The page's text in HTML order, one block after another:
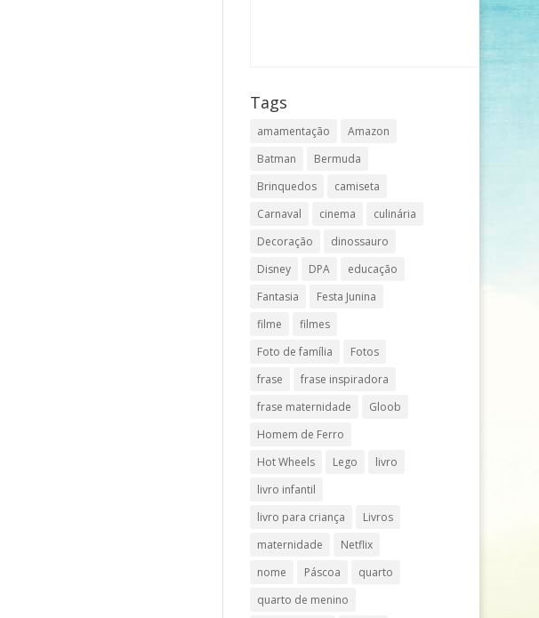
Tags
amamentação
Amazon
Batman
Bermuda
Brinquedos
camiseta
Carnaval
cinema
culinária
Decoração
dinossauro
Disney
DPA
educação
Fantasia
Festa Junina
filme
filmes
Foto de família
Fotos
frase
frase inspiradora
frase maternidade
Gloob
Homem de Ferro
Hot Wheels
Lego
livro
livro infantil
livro para criança
Livros
maternidade
Netflix
nome
Páscoa
quarto
quarto de menino